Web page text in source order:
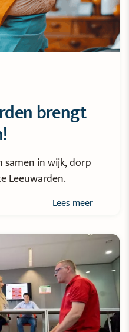
brengt
samen in wijk, dorp
Leeuwarden.
Lees meer